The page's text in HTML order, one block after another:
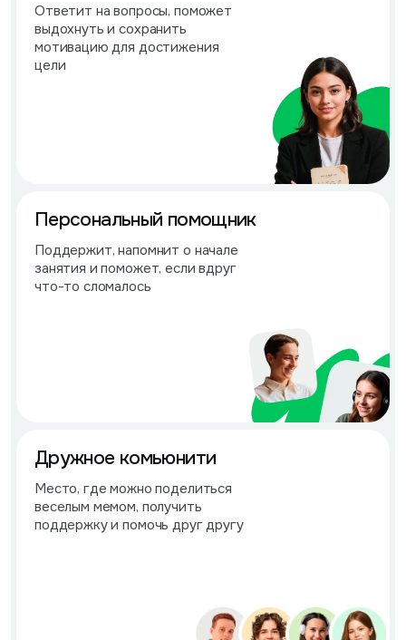
Ответит на вопросы, поможет
выдохнуть и сохранить
мотивацию для достижения
цели
Персональный помощник
Поддержит, напомнит о начале
занятия и поможет, если вдруг
что-то сломалось
Дружное комьюнити
Место, где можно поделиться
веселым мемом, получить
поддержку и помочь друг другу